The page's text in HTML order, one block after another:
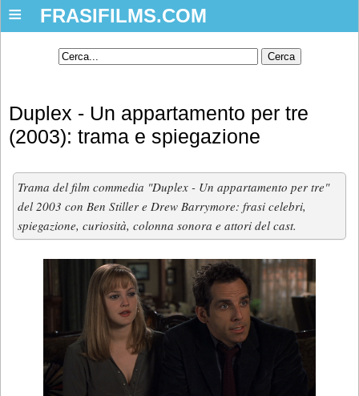
FRASIFILMS.COM
≡
Duplex - Un appartamento per tre
(2003): trama e spiegazione
Trama del film commedia "Duplex - Un appartamento per tre"
del 2003 con Ben Stiller e Drew Barrymore: frasi celebri,
spiegazione, curiosità, colonna sonora e attori del cast.